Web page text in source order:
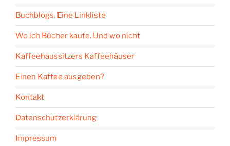
Buchblogs. Eine Linkliste
Wo ich Bücher kaufe. Und wo nicht
Kaffeehaussitzers Kaffeehäuser
Einen Kaffee ausgeben?
Kontakt
Datenschutzerklärung
Impressum